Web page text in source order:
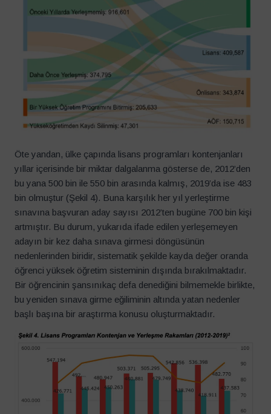
Öte yandan, ülke çapında lisans programları kontenjanları
yıllar içerisinde bir miktar dalgalanma gösterse de, 2012’den
bu yana 500 bin ile 550 bin arasında kalmış, 2019’da ise 483
bin olmuştur (Şekil 4). Buna karşılık her yıl yerleştirme
sınavına başvuran aday sayısı 2012’ten bugüne 700 bin kişi
artmıştır. Bu durum, yukarıda ifade edilen yerleşemeyen
adayın bir kez daha sınava girmesi döngüsünün
nedenlerinden biridir, sistematik şekilde kayda değer oranda
öğrenci yüksek öğretim sisteminin dışında bırakılmaktadır.
Bir öğrencinin şansınıkaç defa denediğini bilmemekle birlikte,
bu yeniden sınava girme eğiliminin altında yatan nedenler
başlı başına bir araştırma konusu oluşturmaktadır.